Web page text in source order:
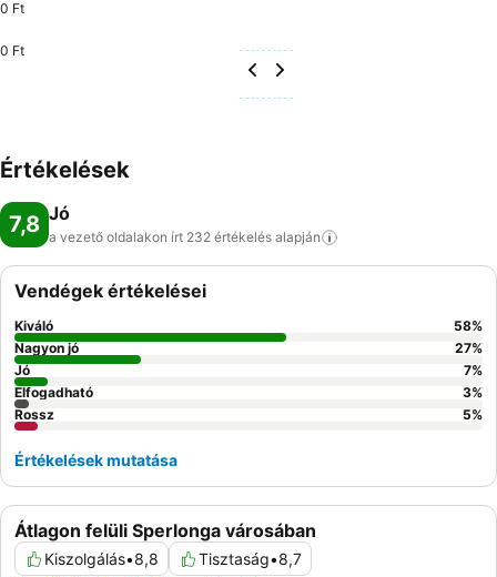
0 Ft
0 Ft
Értékelések
7,8 Jó
a vezető oldalakon írt 232 értékelés alapján
Átlagon felüli Sperlonga városában
Kiszolgálás•8,8 Tisztaság•8,7
Vendégek értékelései
Kiváló 58%
Nagyon jó
27%
Jó
7%
Elfogadható
3%
Rossz
5%
Értékelések mutatása